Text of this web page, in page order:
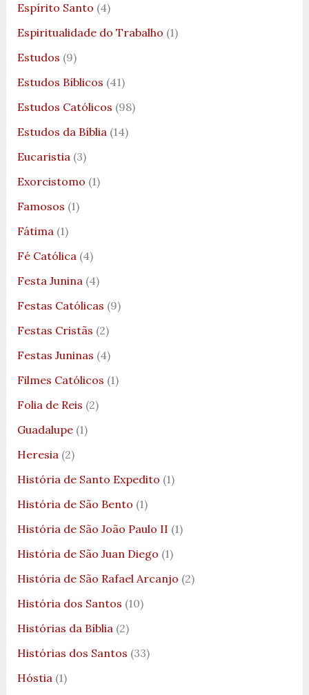
Espírito Santo (4)
Espiritualidade do Trabalho (1)
Estudos (9)
Estudos Bíblicos (41)
Estudos Católicos (98)
Estudos da Bíblia(14)
Eucaristia(3)
Exorcistomo (1)
Famosos (1)
Fátima(1)
Fé Católica(4)
Festa Junina(4)
Festas Católicas (9)
Festas Cristãs (2)
Festas Juninas (4)
Filmes Católicos (1)
Folia de Reis (2)
Guadalupe(1)
Heresia(2)
História de Santo Expedito (1)
História de São Bento (1)
História de São João Paulo II (1)
História de São Juan Diego (1)
História de São Rafael Arcanjo (2)
História dos Santos (10)
Histórias da Bíblia(2)
Histórias dos Santos (33)
Hóstia(1)